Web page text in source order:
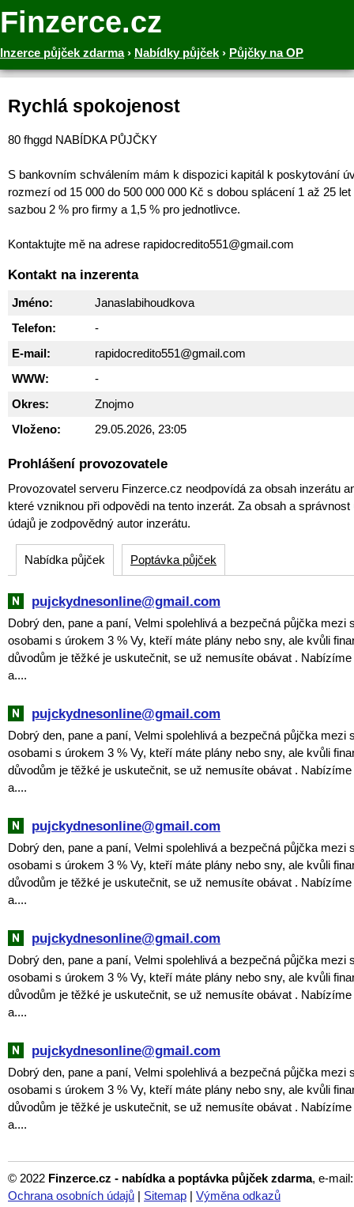
Finzerce.cz
Inzerce půjček zdarma› Nabídky půjček › Půjčky na OP
Rychlá spokojenost
80 fhggd NABÍDKA PŮJČKY
S bankovním schválením mám k dispozici kapitál k poskytování
rozmezí od 15 000 do 500 000 000 Kč s dobou splácení 1 až 25
sazbou 2 % pro firmy a 1,5 % pro jednotlivce.
Kontaktujte mě na adrese rapidocredito551@gmail.com
Kontakt na inzerenta
Jméno:
Janaslabihoudkova
Telefon:
-
E-mail:
rapidocredito551@gmail.com
WWW:
-
Okres:
Znojmo
Vloženo:
29.05.2026, 23:05
Prohlášení provozovatele
Provozovatel serveru Finzerce.cz neodpovídá za obsah inzerátu
které vzniknou při odpovědi na tento inzerát. Za obsah a
údajů je zodpovědný autor inzerátu.
Nabídka půjček Poptávka půjček
pujckydnesonline@gmail.com
Dobrý den, pane a paní, Velmi spolehlivá a bezpečná půjčka mezi
osobami s úrokem 3 % Vy, kteří máte plány nebo sny, ale kvůli
důvodům je těžké je uskutečnit, se už nemusíte obávat .
a....
pujckydnesonline@gmail.com
Dobrý den, pane a paní, Velmi spolehlivá a bezpečná půjčka mezi
osobami s úrokem 3 % Vy, kteří máte plány nebo sny, ale kvůli
důvodům je těžké je uskutečnit, se už nemusíte obávat .
a....
pujckydnesonline@gmail.com
Dobrý den, pane a paní, Velmi spolehlivá a bezpečná půjčka mezi
osobami s úrokem 3 % Vy, kteří máte plány nebo sny, ale kvůli
důvodům je těžké je uskutečnit, se už nemusíte obávat .
a....
pujckydnesonline@gmail.com
Dobrý den, pane a paní, Velmi spolehlivá a bezpečná půjčka mezi
osobami s úrokem 3 % Vy, kteří máte plány nebo sny, ale kvůli
důvodům je těžké je uskutečnit, se už nemusíte obávat .
a....
pujckydnesonline@gmail.com
Dobrý den, pane a paní, Velmi spolehlivá a bezpečná půjčka mezi
osobami s úrokem 3 % Vy, kteří máte plány nebo sny, ale kvůli
důvodům je těžké je uskutečnit, se už nemusíte obávat .
a....
© 2022 Finzerce.cz - nabídka a poptávka půjček zdarma, e-
Ochrana osobních údajů | Sitemap | Výměna odkazů